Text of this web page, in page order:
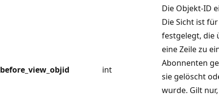
before_view_objid int
Die Objekt-ID
Die Sicht ist
festgelegt, die
eine Zeile zu
Abonnenten
sie gelöscht
wurde. Gilt